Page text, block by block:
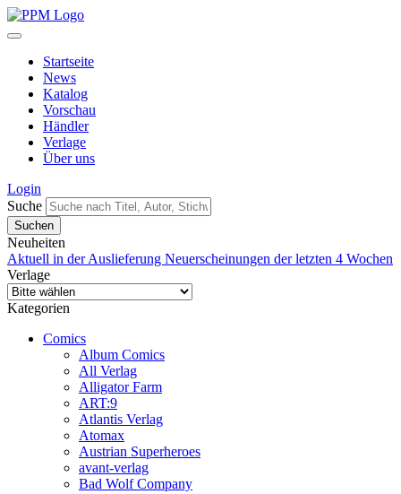
Startseite
News
Katalog
Vorschau
Händler
Verlage
Über uns
Login
Suche
Neuheiten
Aktuell in der Auslieferung Neuerscheinungen der letzten 4 Wochen
Verlage
Kategorien
Comics
Album Comics
All Verlag
Alligator Farm
ART:9
Atlantis Verlag
Atomax
Austrian Superheroes
avant-verlag
Bad Wolf Company